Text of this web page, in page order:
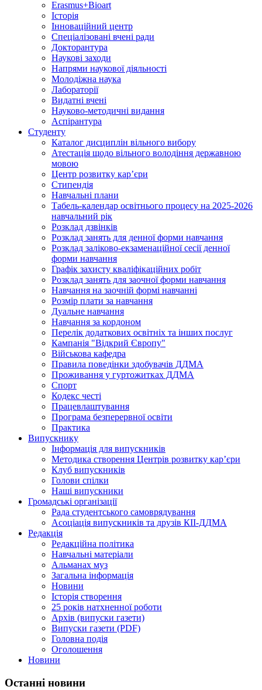
Erasmus+Bioart
Історія
Інноваційний центр
Спеціалізовані вчені ради
Докторантура
Наукові заходи
Напрями наукової діяльності
Молодіжна наука
Лабораторії
Видатні вчені
Науково-методичні видання
Аспірантура
Студенту
Каталог дисциплін вільного вибору
Атестація щодо вільного володіння державною
мовою
Центр розвитку кар’єри
Стипендія
Навчальні плани
Табель-календар освітнього процесу на 2025-2026
навчальний рік
Розклад дзвінків
Розклад занять для денної форми навчання
Розклад заліково-екзаменаційної сесії денної
форми навчання
Графік захисту кваліфікаційних робіт
Розклад занять для заочної форми навчання
Навчання на заочній формі навчанні
Розмір плати за навчання
Дуальне навчання
Навчання за кордоном
Перелік додаткових освітніх та інших послуг
Кампанія "Відкрий Європу"
Військова кафедра
Правила поведінки здобувачів ДДМА
Проживання у гуртожитках ДДМА
Спорт
Кодекс честі
Працевлаштування
Програма безперервної освіти
Практика
Випускнику
Інформація для випускників
Методика створення Центрів розвитку кар’єри
Клуб випускників
Голови спілки
Наші випускники
Громадські організації
Рада студентського самоврядування
Асоціація випускників та друзів КІІ-ДДМА
Редакція
Редакційна політика
Навчальні матеріали
Альманах муз
Загальна інформація
Новини
Історія створення
25 років натхненної роботи
Архів (випуски газети)
Випуски газети (PDF)
Головна подія
Оголошення
Новини
Останні новини